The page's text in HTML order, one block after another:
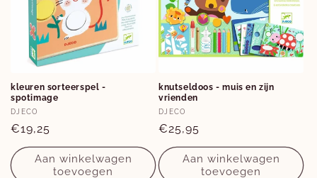
kleuren sorteerspel -
spotimage
Verkoper:
DJECO
Normale
prijs
€19,25
Aan winkelwagen
toevoegen
knutseldoos - muis en zijn
vrienden
Verkoper:
DJECO
Normale
prijs
€25,95
Aan winkelwagen
toevoegen